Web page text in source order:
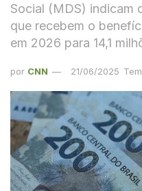
Social (MDS) indicam
que recebem o
em 2026 para 14,1
por CNN 21/06/2025